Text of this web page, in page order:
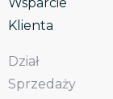
Klienta
Dział
Sprzedaży